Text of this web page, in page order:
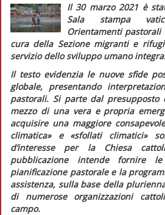
Il 30 marzo 2021 è
Sala stampa
Orientamenti
cura della Sezione migranti e
servizio dello sviluppo umano
Il testo evidenzia le nuove sfide
globale, presentando
pastorali. Si parte dal
mezzo di una vera e propria
acquisire una maggiore
climatica» e «sfollati climatici»
d’interesse per la Chiesa
pubblicazione intende fornire
pianificazione pastorale e la
assistenza, sulla base della
di numerose organizzazioni
campo.